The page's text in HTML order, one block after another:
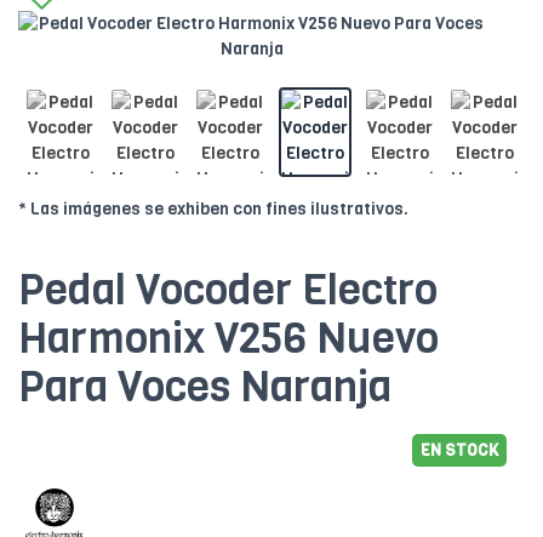
* Las imágenes se exhiben con fines ilustrativos.
Pedal Vocoder Electro
Harmonix V256 Nuevo
Para Voces Naranja
EN STOCK